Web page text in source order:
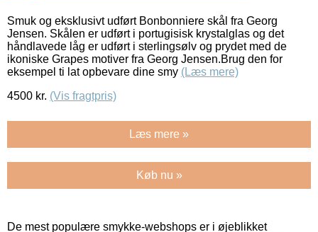
Smuk og eksklusivt udført Bonbonniere skål fra Georg
Jensen. Skålen er udført i portugisisk krystalglas og det
håndlavede låg er udført i sterlingsølv og prydet med de
ikoniske Grapes motiver fra Georg Jensen.Brug den for
eksempel ti lat opbevare dine smy (Læs mere)
4500 kr. (Vis fragtpris)
Læs mere »
Køb nu »
De mest populære smykke-webshops er i øjeblikket